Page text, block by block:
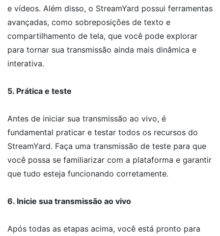
e vídeos. Além disso, o StreamYard possui ferramentas
avançadas, como sobreposições de texto e
compartilhamento de tela, que você pode explorar
para tornar sua transmissão ainda mais dinâmica e
interativa.
5. Prática e teste
Antes de iniciar sua transmissão ao vivo, é
fundamental praticar e testar todos os recursos do
StreamYard. Faça uma transmissão de teste para que
você possa se familiarizar com a plataforma e garantir
que tudo esteja funcionando corretamente.
6. Inicie sua transmissão ao vivo
Após todas as etapas acima, você está pronto para